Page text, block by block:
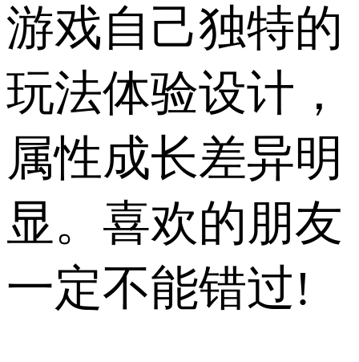
游戏自己独特的
玩法体验设计，
属性成长差异明
显。喜欢的朋友
一定不能错过!